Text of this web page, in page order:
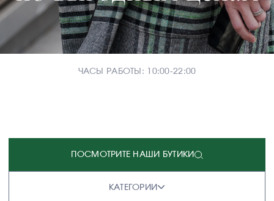
ЧАСЫ РАБОТЫ: 10:00-22:00
ПОСМОТРИТЕ НАШИ БУТИКИ
КАТЕГОРИИ